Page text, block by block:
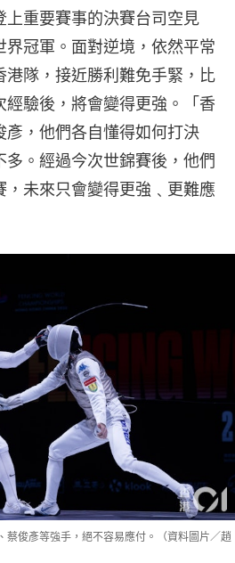
上重要賽事的決賽台司空見
冠軍。面對逆境，依然平常
港隊，接近勝利難免手緊，比
經驗後，將會變得更強。「香
彥，他們各自懂得如何打決
。經過今次世錦賽後，他們
，未來只會變得更強﹑更難應
蔡俊彥等強手，絕不容易應付。（資料圖片／趙